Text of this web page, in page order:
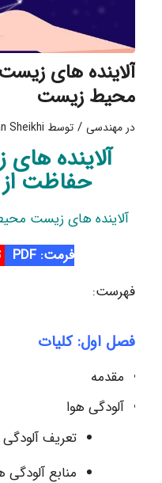
آلاینده های
محیط زیست
در مهندسی / توسط Sheikhi
آلاینده
حفاظت
آلاینده های زیست
فرمت: PDF
فهرست:
فصل اول: کلیات
مقدمه
آلودگی هوا
تعریف
منابع آلودگی